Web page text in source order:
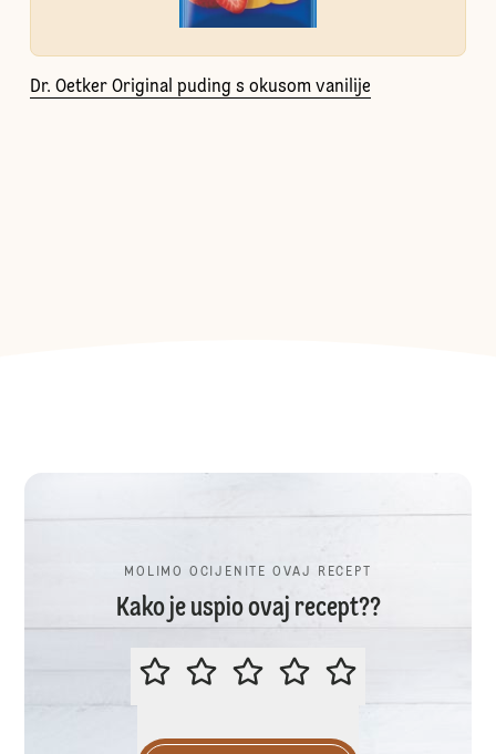
Dr. Oetker Original puding s okusom vanilije
MOLIMO OCIJENITE OVAJ RECEPT
Kako je uspio ovaj recept??
MOLIMO OCIJENITE OVAJ